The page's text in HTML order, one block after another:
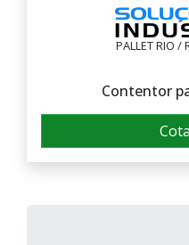
PALLET RIO /
Contentor